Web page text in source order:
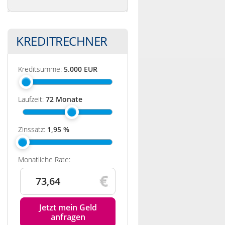
KREDITRECHNER
Kreditsumme: 5.000 EUR
Laufzeit: 72 Monate
Zinssatz: 1,95 %
Monatliche Rate:
73,64
Jetzt mein Geld
anfragen